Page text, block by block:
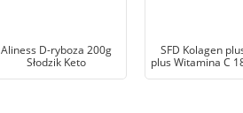
Aliness D-ryboza 200g
Słodzik Keto
SFD Kolagen
plus Witamina C